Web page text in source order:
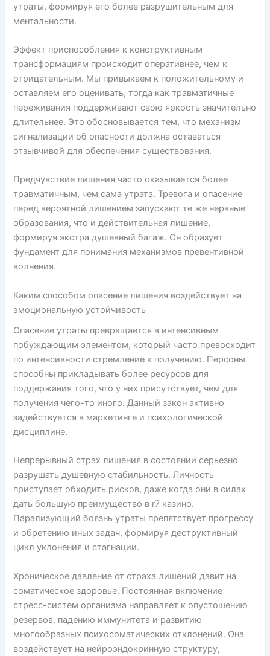
утраты, формируя его более разрушительным для
ментальности.
Эффект приспособления к конструктивным
трансформациям происходит оперативнее, чем к
отрицательным. Мы привыкаем к положительному и
оставляем его оценивать, тогда как травматичные
переживания поддерживают свою яркость значительно
длительнее. Это обосновывается тем, что механизм
сигнализации об опасности должна оставаться
отзывчивой для обеспечения существования.
Предчувствие лишения часто оказывается более
травматичным, чем сама утрата. Тревога и опасение
перед вероятной лишением запускают те же нервные
образования, что и действительная лишение,
формируя экстра душевный багаж. Он образует
фундамент для понимания механизмов превентивной
волнения.
Каким способом опасение лишения воздействует на
эмоциональную устойчивость
Опасение утраты превращается в интенсивным
побуждающим элементом, который часто превосходит
по интенсивности стремление к получению. Персоны
способны прикладывать более ресурсов для
поддержания того, что у них присутствует, чем для
получения чего-то иного. Данный закон активно
задействуется в маркетинге и психологической
дисциплине.
Непрерывный страх лишения в состоянии серьезно
разрушать душевную стабильность. Личность
приступает обходить рисков, даже когда они в силах
дать большую преимущество в r7 казино.
Парализующий боязнь утраты препятствует прогрессу
и обретению иных задач, формируя деструктивный
цикл уклонения и стагнации.
Хроническое давление от страха лишений давит на
соматическое здоровье. Постоянная включение
стресс-систем организма направляет к опустошению
резервов, падению иммунитета и развитию
многообразных психосоматических отклонений. Она
воздействует на нейроэндокринную структуру,